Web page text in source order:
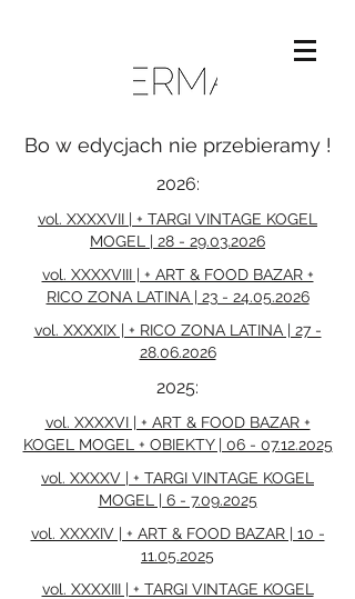
Bo w edycjach nie przebieramy !
2026:
vol. XXXXVII | + TARGI VINTAGE KOGEL
MOGEL | 28 - 29.03.2026
vol. XXXXVIII | + ART & FOOD BAZAR +
RICO ZONA LATINA | 23 - 24.05.2026
vol. XXXXIX | + RICO ZONA LATINA | 27 -
28.06.2026
2025:
vol. XXXXVI | + ART & FOOD BAZAR +
KOGEL MOGEL + OBIEKTY | 06 - 07.12.2025
vol. XXXXV | + TARGI VINTAGE KOGEL
MOGEL | 6 - 7.09.2025
vol. XXXXIV | + ART & FOOD BAZAR | 10 -
11.05.2025
vol. XXXXIII | + TARGI VINTAGE KOGEL